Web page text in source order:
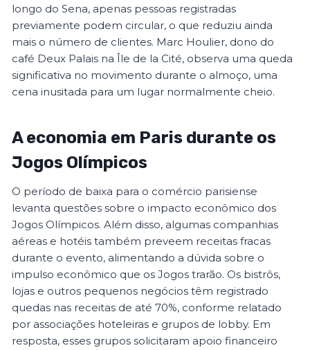
longo do Sena, apenas pessoas registradas
previamente podem circular, o que reduziu ainda
mais o número de clientes. Marc Houlier, dono do
café Deux Palais na Île de la Cité, observa uma queda
significativa no movimento durante o almoço, uma
cena inusitada para um lugar normalmente cheio.
A economia em Paris durante os
Jogos Olímpicos
O período de baixa para o comércio parisiense
levanta questões sobre o impacto econômico dos
Jogos Olímpicos. Além disso, algumas companhias
aéreas e hotéis também preveem receitas fracas
durante o evento, alimentando a dúvida sobre o
impulso econômico que os Jogos trarão. Os bistrôs,
lojas e outros pequenos negócios têm registrado
quedas nas receitas de até 70%, conforme relatado
por associações hoteleiras e grupos de lobby. Em
resposta, esses grupos solicitaram apoio financeiro